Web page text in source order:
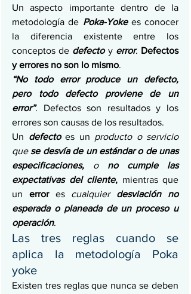
Un aspecto importante dentro de la
metodología de Poka-Yoke es conocer
la diferencia existente entre los
conceptos de defecto y error. Defectos
y errores no son lo mismo.
“No todo error produce un defecto,
pero todo defecto proviene de un
error”. Defectos son resultados y los
errores son causas de los resultados.
Un defecto es un producto o servicio
que se desvía de un estándar o de unas
especificaciones, o no cumple las
expectativas del cliente, mientras que
un error es cualquier desviación no
esperada o planeada de un proceso u
operación.
Las tres reglas cuando se
aplica la metodología Poka
yoke
Existen tres reglas que nunca se deben